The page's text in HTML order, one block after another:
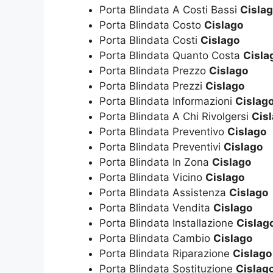
Porta Blindata A Costi Bassi
Porta Blindata Costo Cislago
Porta Blindata Costi Cislago
Porta Blindata Quanto Costa
Porta Blindata Prezzo Cislago
Porta Blindata Prezzi Cislago
Porta Blindata Informazioni
Porta Blindata A Chi Rivolgersi
Porta Blindata Preventivo Cislago
Porta Blindata Preventivi Cislago
Porta Blindata In Zona Cislago
Porta Blindata Vicino Cislago
Porta Blindata Assistenza Cislago
Porta Blindata Vendita Cislago
Porta Blindata Installazione
Porta Blindata Cambio Cislago
Porta Blindata Riparazione Cislago
Porta Blindata Sostituzione